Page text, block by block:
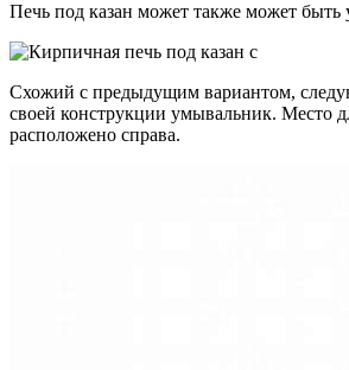
Печь под казан может также может быть
Схожий с предыдущим вариантом,
своей конструкции умывальник. Место
расположено справа.